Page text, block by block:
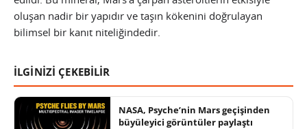
oluşan nadir bir yapıdır ve taşın kökenini doğrulayan
bilimsel bir kanıt niteliğindedir.
İLGİNİZİ ÇEKEBİLİR
NASA, Psyche’nin Mars geçişinden
büyüleyici görüntüler paylaştı